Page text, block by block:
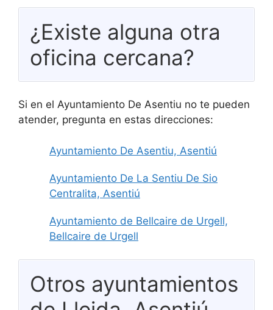
¿Existe alguna otra
oficina cercana?
Si en el Ayuntamiento De Asentiu no te pueden
atender, pregunta en estas direcciones:
Ayuntamiento De Asentiu, Asentiú
Ayuntamiento De La Sentiu De Sio
Centralita, Asentiú
Ayuntamiento de Bellcaire de Urgell,
Bellcaire de Urgell
Otros ayuntamientos